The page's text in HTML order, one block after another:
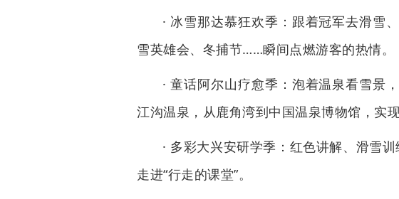
· 冰雪那达慕狂欢季：跟着冠军去滑雪
雪英雄会、冬捕节……瞬间点燃游客的热情。
· 童话阿尔山疗愈季：泡着温泉看雪景
江沟温泉，从鹿角湾到中国温泉博物馆，实
· 多彩大兴安研学季：红色讲解、滑雪
走进“行走的课堂”。